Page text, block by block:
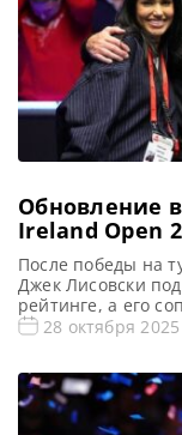
Обновление
Ireland Open
вернулся!
После победы на
Джек Лисовски
рейтинге, а его
16-е место в
мировом
Эффектная […]
28 октября 2025